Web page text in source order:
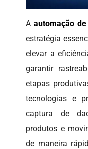
Aautomação
estratégia
elevar a
garantir
etapas
tecnologias e
captura de
produtos e
de maneira